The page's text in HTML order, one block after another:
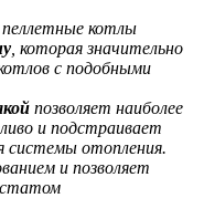
пеллетные котлы
, которая значительно
с подобными
позволяет наиболее
и подстраивает
системы отопления.
и позволяет